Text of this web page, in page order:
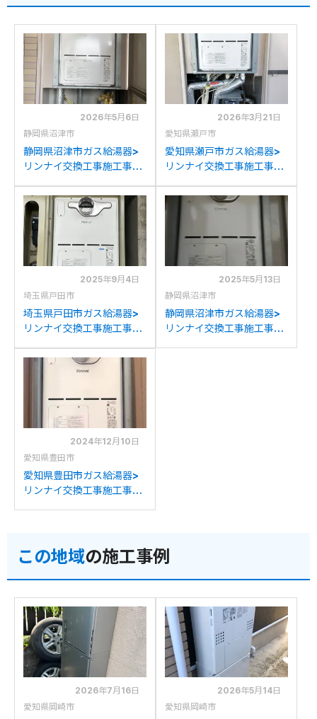
2026年5月6日
静岡県沼津市
静岡県沼津市ガス給湯器>
リンナイ交換工事施工事
VD2400SAT2-3からリン
ナイRVD-A2400SAT2-
3(B)への交換
2026年3月21日
愛知県瀬戸市
愛知県瀬戸市ガス給湯器>
リンナイ交換工事施工事
VD2400SAT2-3からリン
ナイRVD-A2400SAT2-
3(B)への交換
2025年9月4日
埼玉県戸田市
埼玉県戸田市ガス給湯器>
リンナイ交換工事施工事
VD2400SAT2-3からリン
ナイRVD-A2400SAT2-
2025年5月13日
静岡県沼津市
静岡県沼津市ガス給湯器>
リンナイ交換工事施工事
2024年12月10日
愛知県豊田市
愛知県豊田市ガス給湯器>
リンナイ交換工事施工事
3(B)への交換
この地域の施工事例
2026年7月16日
愛知県岡崎市
2026年5月14日
愛知県岡崎市